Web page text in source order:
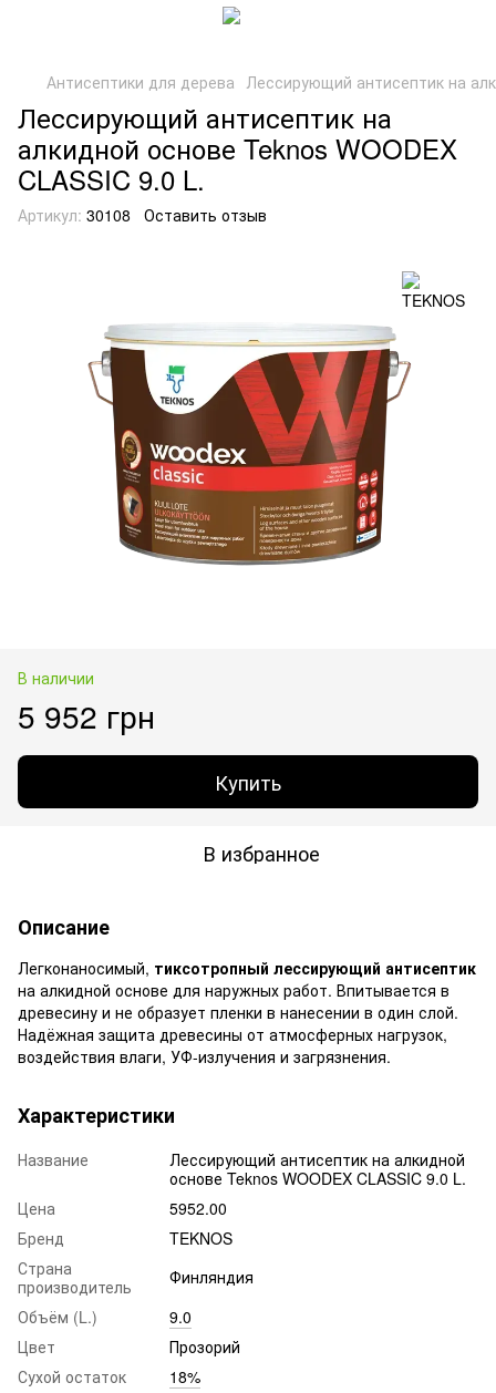
Антисептики для дерева Лессирующий антисептик на
Лессирующий антисептик на
алкидной основе Teknos WOODEX
CLASSIC 9.0 L.
Артикул: 30108 Оставить отзыв
В наличии
5 952 грн
Купить
В избранное
Описание
Легконаносимый, тиксотропный лессирующий антисептик
на алкидной основе для наружных работ. Впитывается в
древесину и не образует пленки в нанесении в один слой.
Надёжная защита древесины от атмосферных нагрузок,
воздействия влаги, УФ-излучения и загрязнения.
Характеристики
Название
Лессирующий антисептик на алкидной
основе Teknos WOODEX CLASSIC 9.0 L.
Цена
5952.00
Бренд
TEKNOS
Страна
производитель
Финляндия
Объём (L.)
9.0
Цвет
Прозорий
Сухой остаток
18%